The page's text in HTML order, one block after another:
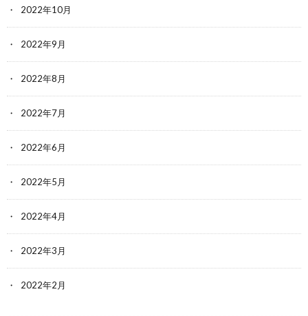
2022年10月
2022年9月
2022年8月
2022年7月
2022年6月
2022年5月
2022年4月
2022年3月
2022年2月